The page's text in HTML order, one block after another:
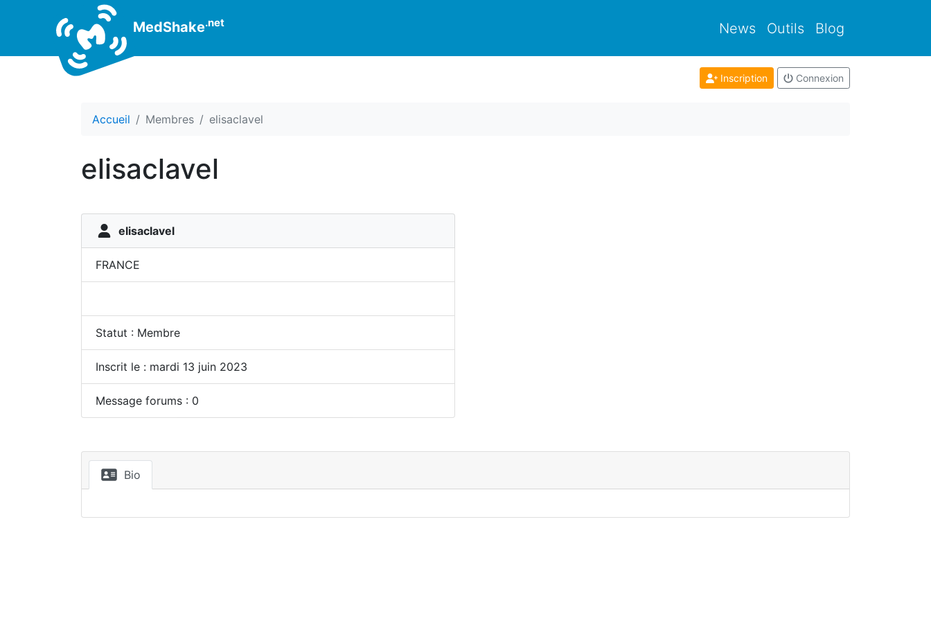
MedShake.net News Outils Blog
Inscription Connexion
Accueil Membres elisaclavel
elisaclavel
elisaclavel
FRANCE
Statut : Membre
Inscrit le : mardi 13 juin 2023
Message forums : 0
Bio